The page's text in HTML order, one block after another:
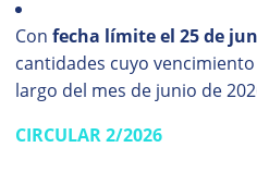
Confecha límite el 25 de
cantidades cuyo
largo del mes de junio de
CIRCULAR 2/2026